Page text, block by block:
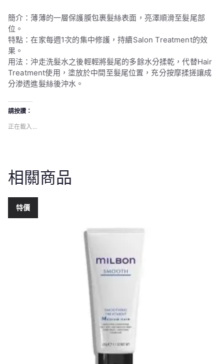
簡介：薄薄的一層保護膜包裹髮絲表面，亮澤順滑至髮尾部
位。
特點：在家每週1次的集中修護，持續Salon Treatment的效
果。
用法：沖走洗髮水之後輕輕將髮尾的多餘水分揉乾，代替Hair
Treatment使用，塗放於中間至髮尾位置，充分按摩揉搓讓成
分渗透進髮絲後沖水。
請按讚：
正在載入...
相關商品
特價